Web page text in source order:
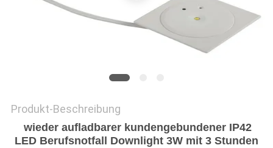
Produkt-Beschreibung
wieder aufladbarer kundengebundener IP42
LED Berufsnotfall Downlight 3W mit 3 Stunden